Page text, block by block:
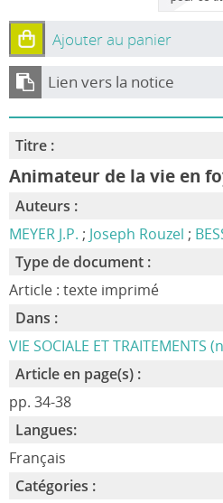
Ajouter au panier
Lien vers la notice
Titre :
Animateur de la vie en
Auteurs :
MEYER J.P. ; Joseph Rouzel ;
Type de document :
Article : texte imprimé
Dans :
VIE SOCIALE ET TRAITEMENTS
Article en page(s) :
pp. 34-38
Langues:
Français
Catégories :